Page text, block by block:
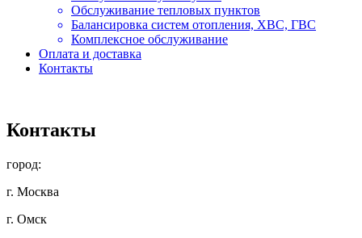
Обслуживание тепловых пунктов
Балансировка систем отопления, ХВС, ГВС
Комплексное обслуживание
Оплата и доставка
Контакты
Контакты
город:
г. Москва
г. Омск